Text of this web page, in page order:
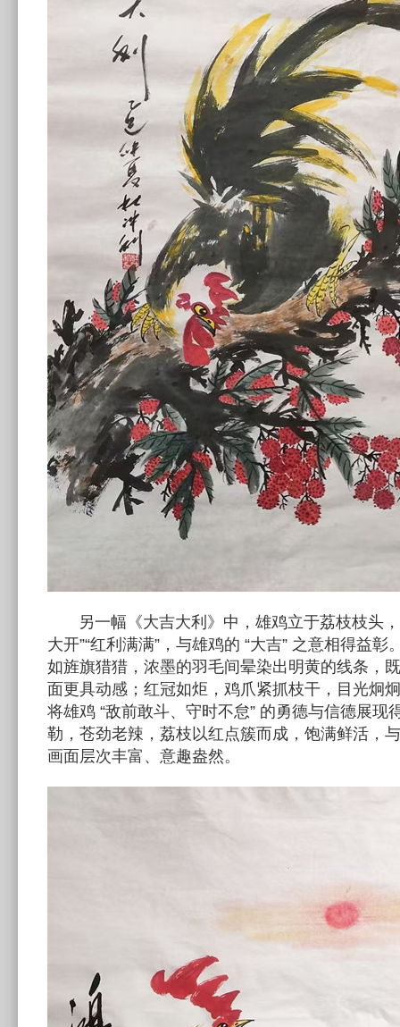
另一幅《大吉大利》中，雄鸡立于荔枝枝头，
大开”“红利满满”，与雄鸡的 “大吉” 之意相得益
如旌旗猎猎，浓墨的羽毛间晕染出明黄的线条，
面更具动感；红冠如炬，鸡爪紧抓枝干，目光炯
将雄鸡 “敌前敢斗、守时不怠” 的勇德与信德展现
勒，苍劲老辣，荔枝以红点簇而成，饱满鲜活，
画面层次丰富、意趣盎然。